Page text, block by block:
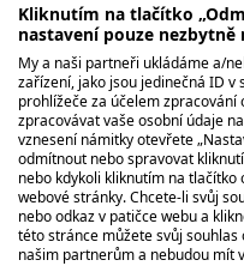
Kliknutím na tlačítko
nastavení pouze
My a naši partneři ukládáme a/
zařízení, jako jsou jedinečná ID
prohlížeče za účelem
zpracovávat vaše osobní údaje
vznesení námitky otevřete
odmítnout nebo spravovat
nebo kdykoli kliknutím na
webové stránky. Chcete-li svůj
nebo odkaz v patičce webu a
této stránce můžete svůj
našim partnerům a nebudou mít